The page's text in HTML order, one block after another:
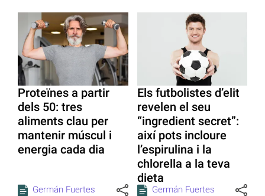
Proteïnes a partir
dels 50: tres
aliments clau per
mantenir múscul i
energia cada dia
Germán Fuertes
Els futbolistes d’elit
revelen el seu
“ingredient secret”:
així pots incloure
l’espirulina i la
chlorella a la teva
dieta
Germán Fuertes